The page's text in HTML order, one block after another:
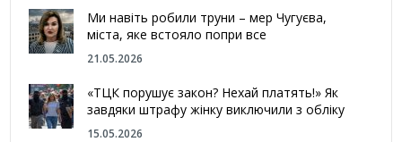
Ми навіть робили труни – мер Чугуєва,
міста, яке встояло попри все
21.05.2026
«ТЦК порушує закон? Нехай платять!» Як
завдяки штрафу жінку виключили з обліку
15.05.2026